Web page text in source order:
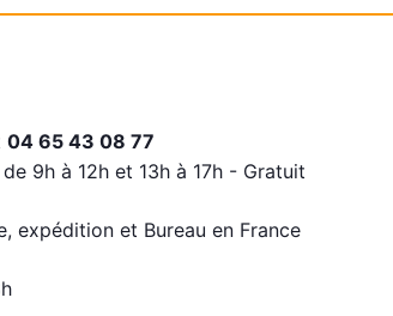
04 65 43 08 77
9h à 12h et 13h à 17h - Gratuit
expédition et Bureau en France